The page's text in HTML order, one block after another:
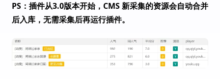
PS：插件从3.0版本开始，CMS 新采集的资源会自动合并
后入库，无需采集后再运行插件。